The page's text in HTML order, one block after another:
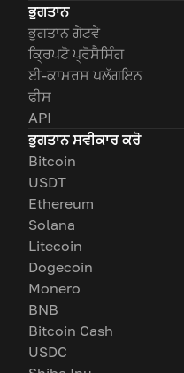
ਭੁਗਤਾਨ
ਭੁਗਤਾਨ ਗੇਟਵੇ
ਕ੍ਰਿਪਟੋ ਪ੍ਰੋਸੈਸਿੰਗ
ਈ-ਕਾਮਰਸ ਪਲੱਗਇਨ
ਫੀਸ
API
ਭੁਗਤਾਨ ਸਵੀਕਾਰ ਕਰੋ
Bitcoin
USDT
Ethereum
Solana
Litecoin
Dogecoin
Monero
BNB
Bitcoin Cash
USDC